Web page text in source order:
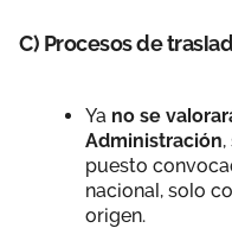
C) Procesos de
Ya no se
Administración
puesto
nacional, solo
origen.